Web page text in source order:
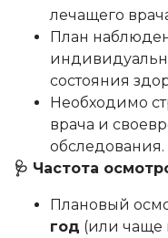
лечащего
План
состояния
Необходимо
врача и
обследования.
🩺 Частота
Плановый
год (или чаще